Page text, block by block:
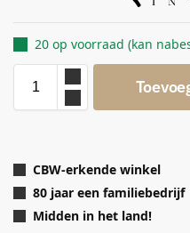
20 op voorraad (kan
CBW-erkende winkel
80 jaar een familiebedrijf
Midden in het land!